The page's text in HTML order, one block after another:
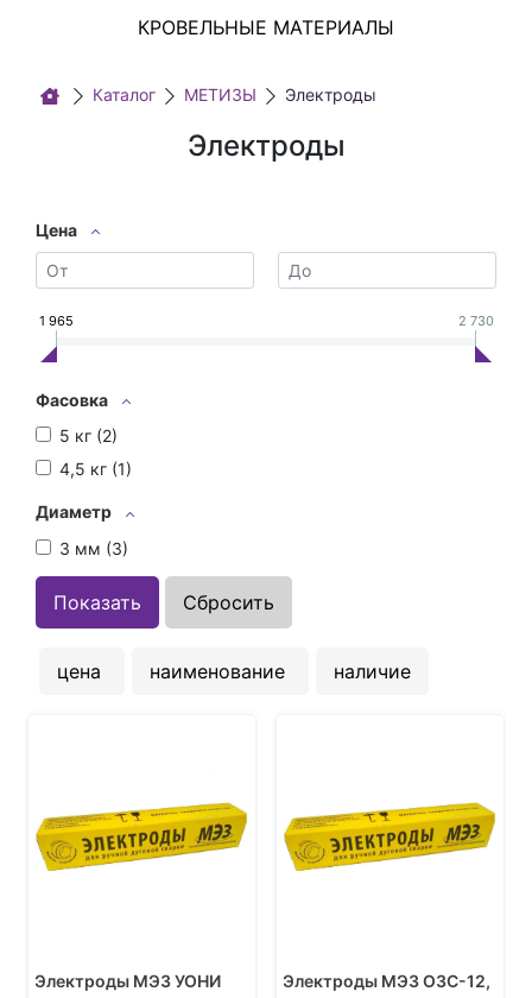
КРОВЕЛЬНЫЕ МАТЕРИАЛЫ
Каталог МЕТИЗЫ Электроды
Электроды
Цена
1 965 2 730
Фасовка
5 кг (2)
4,5 кг (1)
Диаметр
3 мм (3)
цена наименование наличие
Электроды МЭЗ УОНИ
Электроды МЭЗ ОЗС-12,